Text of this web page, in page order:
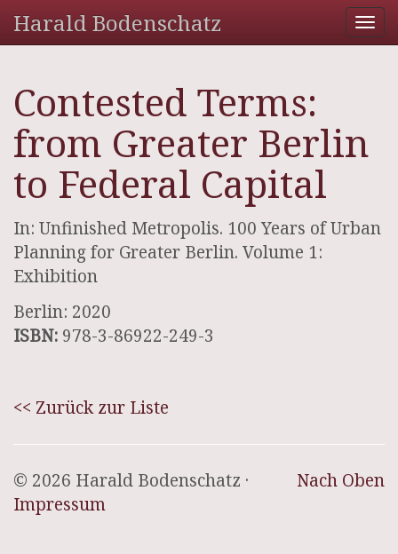
Harald Bodenschatz
Contested Terms:
from Greater Berlin
to Federal Capital
In: Unfinished Metropolis. 100 Years of Urban
Planning for Greater Berlin. Volume 1:
Exhibition
Berlin: 2020
ISBN: 978-3-86922-249-3
<< Zurück zur Liste
Nach Oben
© 2026 Harald Bodenschatz ·
Impressum